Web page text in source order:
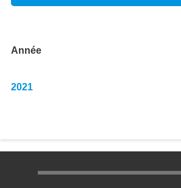
Année
2021
Menu pratique bas de page 1